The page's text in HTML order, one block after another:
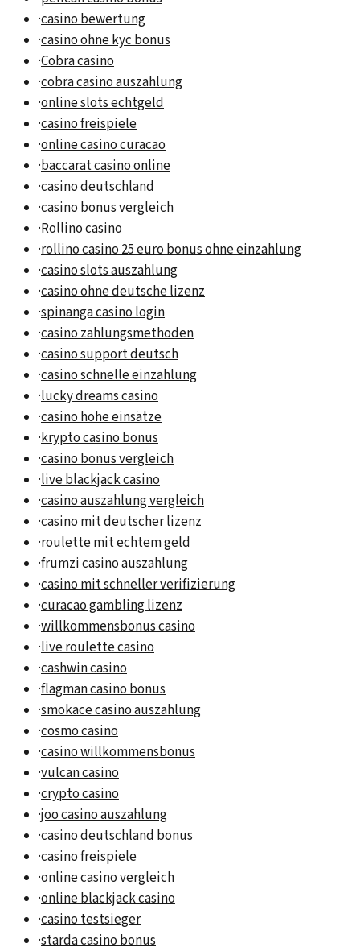
·casino bewertung
·casino ohne kyc bonus
·Cobra casino
·cobra casino auszahlung
·online slots echtgeld
·casino freispiele
·online casino curacao
·baccarat casino online
·casino deutschland
·casino bonus vergleich
·Rollino casino
·rollino casino 25 euro bonus ohne einzahlung
·casino slots auszahlung
·casino ohne deutsche lizenz
·spinanga casino login
·casino zahlungsmethoden
·casino support deutsch
·casino schnelle einzahlung
·lucky dreams casino
·casino hohe einsätze
·krypto casino bonus
·casino bonus vergleich
·live blackjack casino
·casino auszahlung vergleich
·casino mit deutscher lizenz
·roulette mit echtem geld
·frumzi casino auszahlung
·casino mit schneller verifizierung
·curacao gambling lizenz
·willkommensbonus casino
·live roulette casino
·cashwin casino
·flagman casino bonus
·smokace casino auszahlung
·cosmo casino
·casino willkommensbonus
·vulcan casino
·crypto casino
·joo casino auszahlung
·casino deutschland bonus
·casino freispiele
·online casino vergleich
·online blackjack casino
·casino testsieger
·starda casino bonus